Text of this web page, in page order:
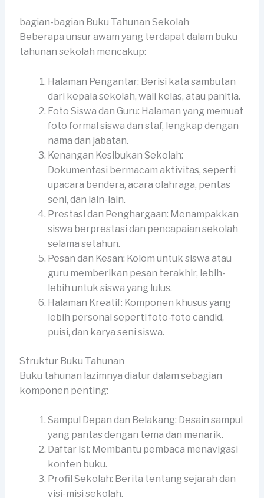
bagian-bagian Buku Tahunan Sekolah
Beberapa unsur awam yang terdapat dalam buku
tahunan sekolah mencakup:
Halaman Pengantar: Berisi kata sambutan
dari kepala sekolah, wali kelas, atau panitia.
Foto Siswa dan Guru: Halaman yang memuat
foto formal siswa dan staf, lengkap dengan
nama dan jabatan.
Kenangan Kesibukan Sekolah:
Dokumentasi bermacam aktivitas, seperti
upacara bendera, acara olahraga, pentas
seni, dan lain-lain.
Prestasi dan Penghargaan: Menampakkan
siswa berprestasi dan pencapaian sekolah
selama setahun.
Pesan dan Kesan: Kolom untuk siswa atau
guru memberikan pesan terakhir, lebih-
lebih untuk siswa yang lulus.
Halaman Kreatif: Komponen khusus yang
lebih personal seperti foto-foto candid,
puisi, dan karya seni siswa.
Struktur Buku Tahunan
Buku tahunan lazimnya diatur dalam sebagian
komponen penting:
Sampul Depan dan Belakang: Desain sampul
yang pantas dengan tema dan menarik.
Daftar Isi: Membantu pembaca menavigasi
konten buku.
Profil Sekolah: Berita tentang sejarah dan
visi-misi sekolah.